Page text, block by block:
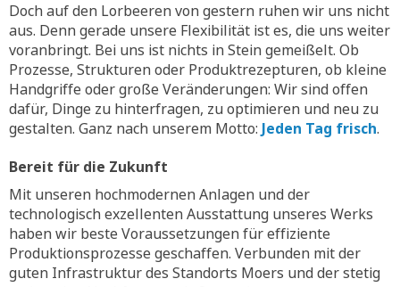
Doch auf den Lorbeeren von gestern ruhen wir uns nicht
aus. Denn gerade unsere Flexibilität ist es, die uns weiter
voranbringt. Bei uns ist nichts in Stein gemeißelt. Ob
Prozesse, Strukturen oder Produktrezepturen, ob kleine
Handgriffe oder große Veränderungen: Wir sind offen
dafür, Dinge zu hinterfragen, zu optimieren und neu zu
gestalten. Ganz nach unserem Motto: Jeden Tag frisch.
Bereit für die Zukunft
Mit unseren hochmodernen Anlagen und der
technologisch exzellenten Ausstattung unseres Werks
haben wir beste Voraussetzungen für effiziente
Produktionsprozesse geschaffen. Verbunden mit der
guten Infrastruktur des Standorts Moers und der stetig